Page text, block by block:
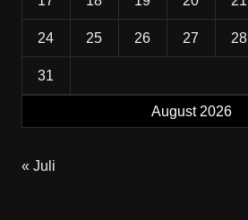
August 2026
24 25 26 27 28
31
« Juli